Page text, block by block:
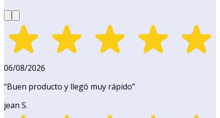
06/08/2026
“Buen producto y llegó muy rápido”
jean S.